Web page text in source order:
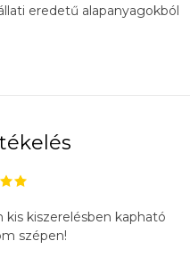
eredetű alapanyagokból
kiszerelésben kapható
szépen!